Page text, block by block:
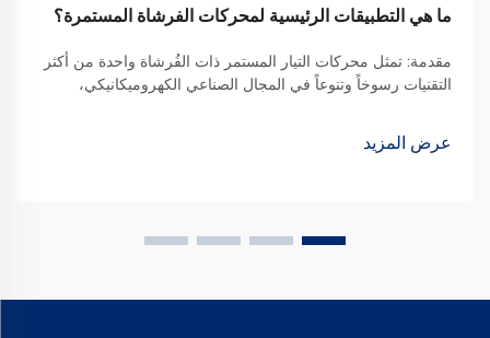
ما هي التطبيقات الرئيسية لمحركات الفرشاة المستمرة؟
مقدمة: تمثل محركات التيار المستمر ذات الفُرشاة واحدة من أكثر
التقنيات رسوخاً وتنوعاً في المجال الصناعي الكهروميكانيكي،
البدائل الخالية من الفُرشاة. هذه المحركات...
عرض المزيد